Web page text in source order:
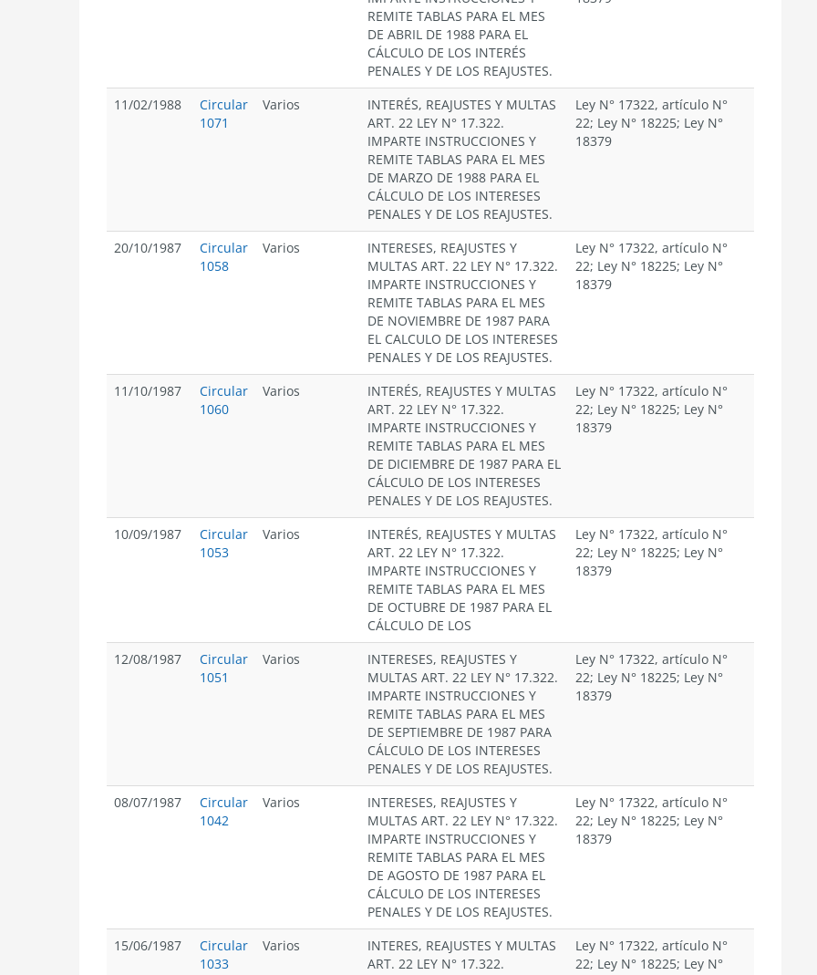
REMITE TABLAS PARA EL MES
DE ABRIL DE 1988 PARA EL
CÁLCULO DE LOS INTERÉS
PENALES Y DE LOS REAJUSTES.
11/02/1988
Circular
1071
Varios
INTERÉS, REAJUSTES Y MULTAS
ART. 22 LEY N° 17.322.
IMPARTE INSTRUCCIONES Y
REMITE TABLAS PARA EL MES
DE MARZO DE 1988 PARA EL
CÁLCULO DE LOS INTERESES
PENALES Y DE LOS REAJUSTES.
Ley N° 17322, artículo N°
22; Ley N° 18225; Ley N°
18379
20/10/1987
Circular
1058
Varios
INTERESES, REAJUSTES Y
MULTAS ART. 22 LEY N° 17.322.
IMPARTE INSTRUCCIONES Y
REMITE TABLAS PARA EL MES
DE NOVIEMBRE DE 1987 PARA
EL CALCULO DE LOS INTERESES
PENALES Y DE LOS REAJUSTES.
Ley N° 17322, artículo N°
22; Ley N° 18225; Ley N°
18379
11/10/1987
Circular
1060
Varios
INTERÉS, REAJUSTES Y MULTAS
ART. 22 LEY N° 17.322.
IMPARTE INSTRUCCIONES Y
REMITE TABLAS PARA EL MES
DE DICIEMBRE DE 1987 PARA EL
CÁLCULO DE LOS INTERESES
PENALES Y DE LOS REAJUSTES.
Ley N° 17322, artículo N°
22; Ley N° 18225; Ley N°
18379
10/09/1987
Circular
1053
Varios
INTERÉS, REAJUSTES Y MULTAS
ART. 22 LEY N° 17.322.
IMPARTE INSTRUCCIONES Y
REMITE TABLAS PARA EL MES
DE OCTUBRE DE 1987 PARA EL
CÁLCULO DE LOS
Ley N° 17322, artículo N°
22; Ley N° 18225; Ley N°
18379
12/08/1987
Circular
1051
Varios
INTERESES, REAJUSTES Y
MULTAS ART. 22 LEY N° 17.322.
IMPARTE INSTRUCCIONES Y
REMITE TABLAS PARA EL MES
DE SEPTIEMBRE DE 1987 PARA
CÁLCULO DE LOS INTERESES
PENALES Y DE LOS REAJUSTES.
Ley N° 17322, artículo N°
22; Ley N° 18225; Ley N°
18379
08/07/1987
Circular
1042
Varios
INTERESES, REAJUSTES Y
MULTAS ART. 22 LEY N° 17.322.
IMPARTE INSTRUCCIONES Y
REMITE TABLAS PARA EL MES
DE AGOSTO DE 1987 PARA EL
CÁLCULO DE LOS INTERESES
PENALES Y DE LOS REAJUSTES.
Ley N° 17322, artículo N°
22; Ley N° 18225; Ley N°
18379
15/06/1987
Circular
1033
Varios
INTERES, REAJUSTES Y MULTAS
ART. 22 LEY N° 17.322.
Ley N° 17322, artículo N°
22; Ley N° 18225; Ley N°